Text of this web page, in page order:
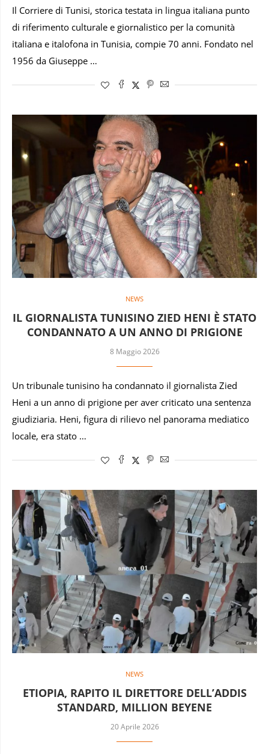
Il Corriere di Tunisi, storica testata in lingua italiana punto
di riferimento culturale e giornalistico per la comunità
italiana e italofona in Tunisia, compie 70 anni. Fondato nel
1956 da Giuseppe …
NEWS
IL GIORNALISTA TUNISINO ZIED HENI È STATO
CONDANNATO A UN ANNO DI PRIGIONE
8 Maggio 2026
Un tribunale tunisino ha condannato il giornalista Zied
Heni a un anno di prigione per aver criticato una sentenza
giudiziaria. Heni, figura di rilievo nel panorama mediatico
locale, era stato …
NEWS
ETIOPIA, RAPITO IL DIRETTORE DELL’ADDIS
STANDARD, MILLION BEYENE
20 Aprile 2026